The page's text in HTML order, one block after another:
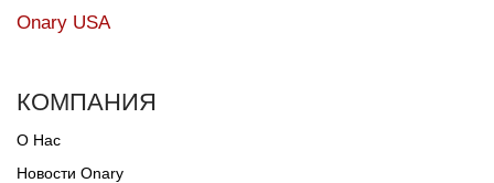
Onary USA
КОМПАНИЯ
О Нас
Новости Onary